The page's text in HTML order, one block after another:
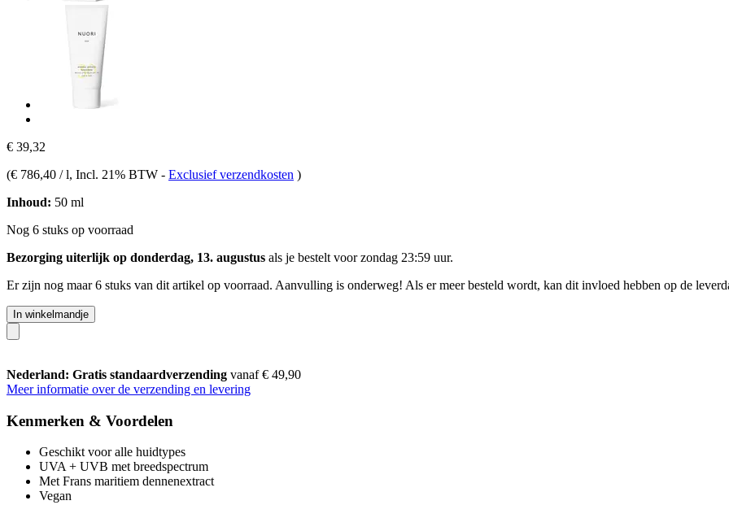
€ 39,32
(€ 786,40 / l, Incl. 21% BTW - Exclusief verzendkosten )
Inhoud: 50 ml
Nog 6 stuks op voorraad
Bezorging uiterlijk op donderdag, 13. augustus als je bestelt voorzondag 23:59 uur.
Er zijn nog maar 6 stuks van dit artikel op voorraad. Aanvulling is onderweg! Als er meer besteld wordt, kan dit invloed hebben op de
In winkelmandje
Nederland: Gratis standaardverzending vanaf € 49,90
Meer informatie over de verzending en levering
Kenmerken & Voordelen
Geschikt voor alle huidtypes
UVA + UVB met breedspectrum
Met Frans maritiem dennenextract
Vegan